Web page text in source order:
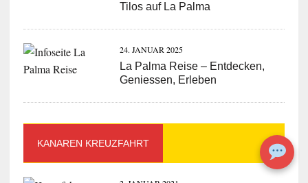
Tilos auf La Palma
24. JANUAR 2025
La Palma Reise – Entdecken,
Geniessen, Erleben
KANAREN KREUZFAHRT